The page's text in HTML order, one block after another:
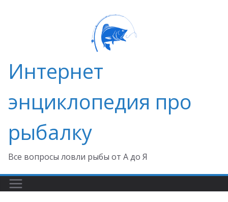
Интернет
энциклопедия про
рыбалку
Все вопросы ловли рыбы от А до Я